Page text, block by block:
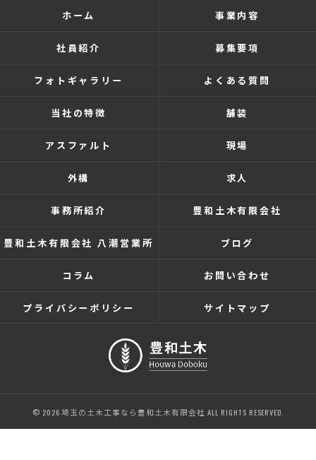
ホーム 事業内容
社員紹介 募集要項
フォトギャラリー よくある質問
当社の特徴 舗装
アスファルト 現場
外構 求人
事務所紹介 豊和土木有限会社
豊和土木有限会社 八潮営業所 ブログ
コラム お問い合わせ
プライバシーポリシー サイトマップ
© 2026 埼玉の土木工事なら豊和土木有限会社 ALL RIGHTS RESERVED.